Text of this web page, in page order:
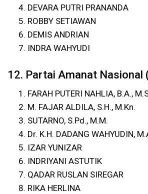
DEVARA PUTRI PRANANDA
ROBBY SETIAWAN
DEMIS ANDRIAN
INDRA WAHYUDI
12. Partai Amanat Nasional
FARAH PUTERI NAHLIA, B.A.,
M. FAJAR ALDILA, S.H., M.Kn.
SUTARNO, S.Pd., M.M.
Dr. K.H. DADANG WAHYUDIN,
IZAR YUNIZAR
INDRIYANI ASTUTIK
QADAR RUSLAN SIREGAR
RIKA HERLINA